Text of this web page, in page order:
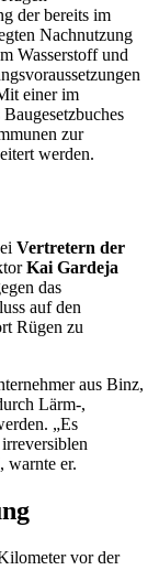
der bereits im
Nachnutzung
Wasserstoff und
einer im
zur
werden.
Vertretern der
Kai Gardeja
das
auf den
Rügen zu
aus Binz,
Lärm-,
„Es
warnte er.
vor der